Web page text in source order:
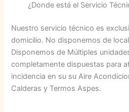
¿Donde está el Servicio
Nuestro servicio técnico es
domicilio. No disponemos de
Disponemos de Múltiples
completamente dispuestas para
incidencia en su su Aire
Calderas y Termos Aspes.